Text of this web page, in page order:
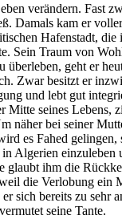
verändern. Fast
Damals kam er
Hafenstadt, die
Sein Traum von
überleben, geht er
Zwar besitzt er
und lebt gut
Mitte seines Lebens,
näher bei seiner
es Fahed gelingen,
Algerien einzuleben
glaubt ihm die
die Verlobung ein
sich bereits zu sehr
seine Tante.